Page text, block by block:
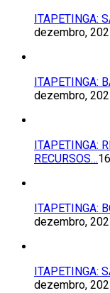
ITAPETINGA:
dezembro,
ITAPETINGA:
dezembro,
ITAPETINGA:
RECURSOS…
ITAPETINGA:
dezembro,
ITAPETINGA:
dezembro,